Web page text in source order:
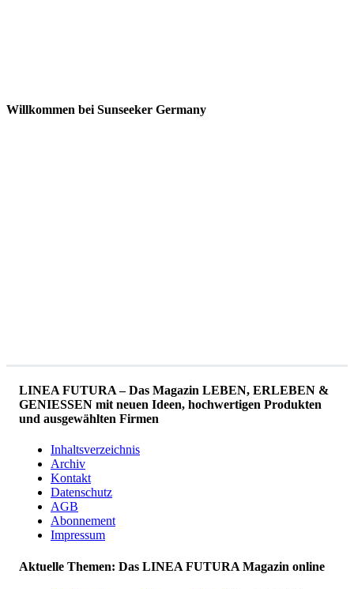
Willkommen bei Sunseeker Germany
LINEA FUTURA – Das Magazin LEBEN, ERLEBEN &
GENIESSEN mit neuen Ideen, hochwertigen Produkten
und ausgewählten Firmen
Inhaltsverzeichnis
Archiv
Kontakt
Datenschutz
AGB
Abonnement
Impressum
Aktuelle Themen: Das LINEA FUTURA Magazin online